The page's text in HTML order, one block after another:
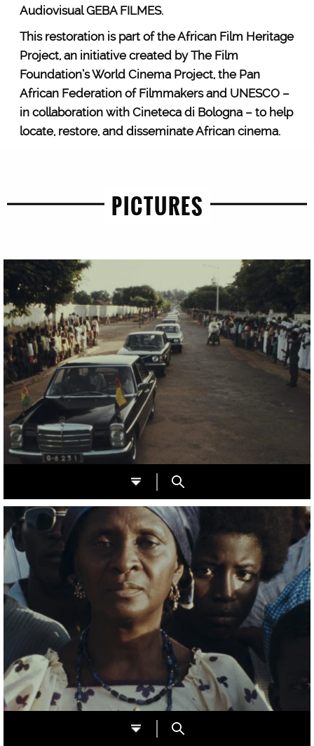
Audiovisual GEBA FILMES.
This restoration is part of the African Film Heritage
Project, an initiative created by The Film
Foundation’s World Cinema Project, the Pan
African Federation of Filmmakers and UNESCO –
in collaboration with Cineteca di Bologna – to help
locate, restore, and disseminate African cinema.
PICTURES